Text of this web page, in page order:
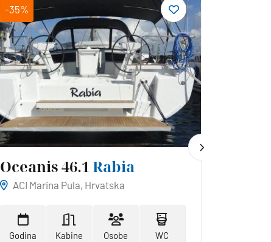
-35%
Oceanis 46.1 Rabia
ACI Marina Pula, Hrvatska
Godina
Kabine
Osobe
WC